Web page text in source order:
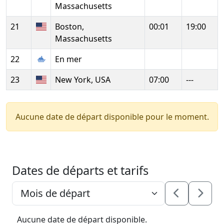
Massachusetts
21
Boston,
Massachusetts
00:01 19:00
22
En mer
23
New York, USA 07:00 ---
Aucune date de départ disponible pour le moment.
Dates de départs et tarifs
Aucune date de départ disponible.